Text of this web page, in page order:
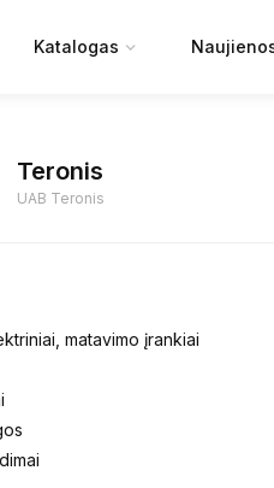
Katalogas
Teronis
UAB Teronis
matavimo įrankiai